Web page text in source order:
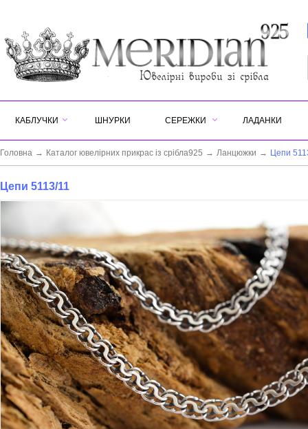
КАБЛУЧКИ ШНУРКИ СЕРЕЖКИ ЛАДАНКИ
Головна → Каталог ювелірних прикрас із срібла925 → Ланцюжки → Цепи
Цепи 5113/11